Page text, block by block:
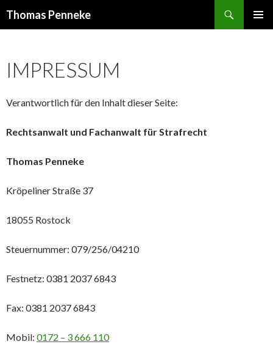
Thomas Penneke
IMPRESSUM
Verantwortlich für den Inhalt dieser Seite:
Rechtsanwalt und Fachanwalt für Strafrecht
Thomas Penneke
Kröpeliner Straße 37
18055 Rostock
Steuernummer: 079/256/04210
Festnetz: 0381 2037 6843
Fax: 0381 2037 6843
Mobil: 0172 – 3 666 110